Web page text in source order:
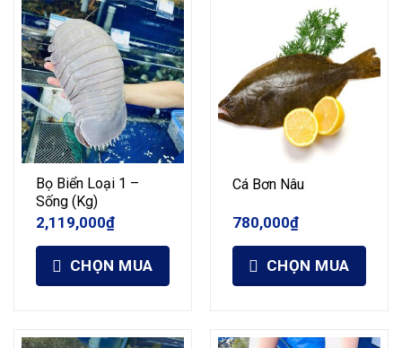
Bọ Biển Loại 1 –
Sống (Kg)
2,119,000₫
CHỌN MUA
Cá Bơn Nâu
780,000₫
CHỌN MUA